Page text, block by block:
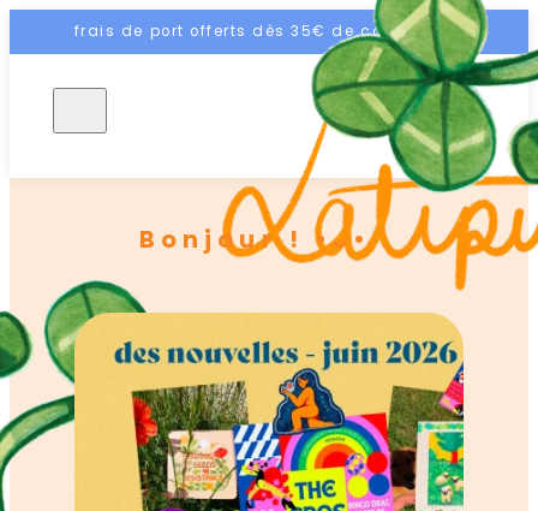
frais de port offerts dès 35€ de commande
Bonjour ! •ᴗ•